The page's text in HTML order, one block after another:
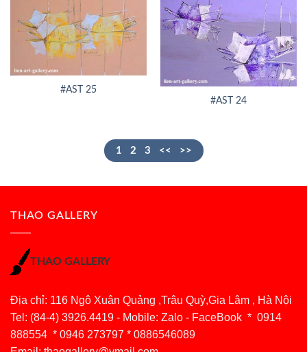
#AST 25
#AST 24
1 2 3 << >>
THAO GALLERY
THAO GALLERY
Địa chỉ: 116 Ngô Xuân Quảng ,Trâu Quỳ,Gia Lâm , Hà Nội
Tel: (84-4) 3926.4419 - Mobile: Zalo - FaceBook * 0914
888554 * 0946 273797 * 0886546089